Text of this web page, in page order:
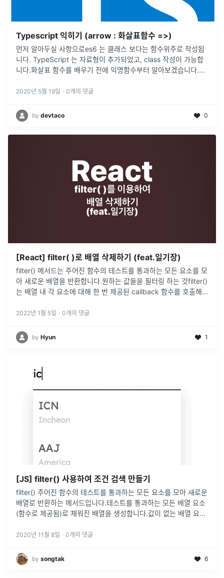
Typescript 익히기 (arrow : 화살표함수 =>)
먼저 알아두실 사항으로es6 는 클래스 보다는 함수위주로 작성됩
니다. TypeScript 는 자료형이 추가되었고, class 작성이 가능합
니다.화살표 함수를 배우기 전에 익명함수부터 알아보겠습니다.형
2020년 5월 19일 · 0개의 댓글
by devtaco 0
[React] filter( )로 배열 삭제하기 (feat.일기장)
filter() 메서드는 주어진 함수의 테스트를 통과하는 모든 요소를 모
아 새로운 배열을 반환합니다.원하는 값들을 필터링 하는 것filter()
는 배열 내 각 요소에 대해 한 번 제공된 callback 함수를 호출해,
2022년 1월 5일 · 0개의 댓글
by Hyun 1
[JS] filter() 사용하여 조건 검색 만들기
filter() 주어진 함수의 테스트를 통과하는 모든 요소를 모아 새로운
배열로 반환하는 메서드입니다.테스트를 통과하는 모든 배열 요소
(함수로 제공됨)로 채워진 배열을 생성합니다.값이 없는 배열 요소
다.call...
2020년 11월 8일 · 0개의 댓글
by songtak 6